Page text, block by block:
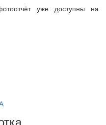
уже доступны на